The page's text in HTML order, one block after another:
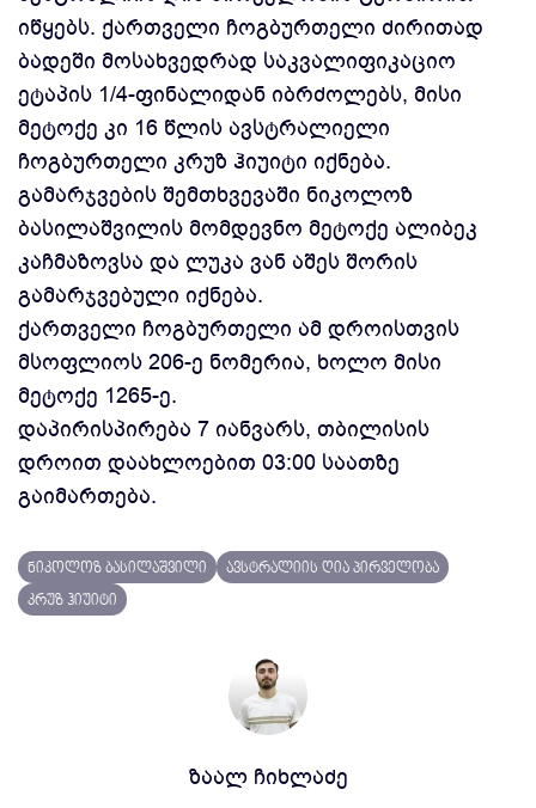
იწყებს. ქართველი ჩოგბურთელი ძირითად
ბადეში მოსახვედრად საკვალიფიკაციო
ეტაპის 1/4-ფინალიდან იბრძოლებს, მისი
მეტოქე კი 16 წლის ავსტრალიელი
ჩოგბურთელი კრუზ ჰიუიტი იქნება.
გამარჯვების შემთხვევაში ნიკოლოზ
ბასილაშვილის მომდევნო მეტოქე ალიბეკ
კაჩმაზოვსა და ლუკა ვან აშეს შორის
გამარჯვებული იქნება.
ქართველი ჩოგბურთელი ამ დროისთვის
მსოფლიოს 206-ე ნომერია, ხოლო მისი
მეტოქე 1265-ე.
დაპირისპირება 7 იანვარს, თბილისის
დროით დაახლოებით 03:00 საათზე
გაიმართება.
ნიკოლოზ ბასილაშვილი
ავსტრალიის ღია პირველობა
კრუზ ჰიუიტი
ზაალ ჩიხლაძე